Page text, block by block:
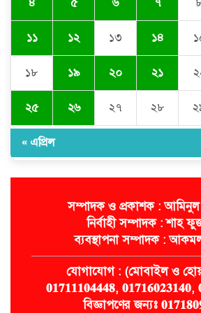
জগন্নাথপুরে
৪ ৫ ৬ ৭
১১ ১২ ১৩ ১৪
১৮ ১৯ ২০ ২১
২৫ ২৬ ২৭ ২৮
« এপ্রিল
সম্পাদক ও প্রকাশক :
নির্বাহী সম্পাদক : শাহ
ব্যবস্থাপনা সম্পাদক :
যোগাযোগ : (মোবাইল ও
𝟎𝟏𝟕𝟏𝟏𝟏𝟎𝟒𝟒𝟒𝟖, 𝟎𝟏𝟕𝟏𝟔𝟎𝟐𝟑𝟏𝟒𝟎,
বিজ্ঞাপণের জন্যঃ